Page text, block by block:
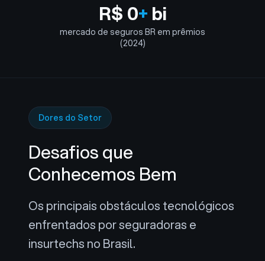
R$ 0+ bi
mercado de seguros BR em prêmios
(2024)
Dores do Setor
Desafios que
Conhecemos Bem
Os principais obstáculos tecnológicos
enfrentados por seguradoras e
insurtechs no Brasil.